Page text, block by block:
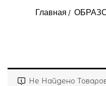
Главная
Не Найдено